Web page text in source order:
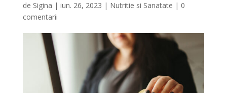
de Sigina | iun. 26, 2023 | Nutritie si Sanatate | 0
comentarii